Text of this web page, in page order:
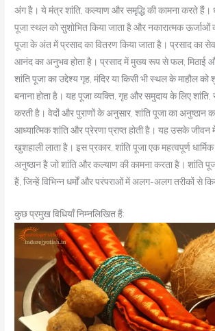
अंग है। ये मंत्र शांति, कल्याण और समृद्धि की कामना करते
पूजा स्थल को सुशोभित किया जाता है और नकारात्मक ऊर्जाओं
पूजा के अंत में प्रसाद का वितरण किया जाता है। प्रसाद का
आनंद का अनुभव होता है। प्रसाद में मुख्य रूप से फल, मिठाई
शांति पूजा का उद्देश्य गृह, मंदिर या किसी भी स्थल के माहौल को
बनाना होता है। यह पूजा व्यक्ति, गृह और समुदाय के लिए शांति,
करती है। वेदों और पुराणों के अनुसार, शांति पूजा का अनुष्ठान
आध्यात्मिक शांति और प्रेरणा प्राप्त होती है। यह उसके जीवन
खुशहाली लाता है। इस प्रकार, शांति पूजा एक महत्वपूर्ण
अनुष्ठान है जो शांति और कल्याण की कामना करता है। शांति
हैं, जिन्हें विभिन्न धर्मों और परंपराओं में अलग-अलग तरीकों से
कुछ प्रमुख विधियाँ निम्नलिखित हैं: